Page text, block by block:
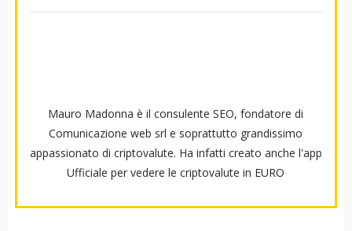
Mauro Madonna è il consulente SEO, fondatore di
Comunicazione web srl e soprattutto grandissimo
appassionato di criptovalute. Ha infatti creato anche l'app
Ufficiale per vedere le criptovalute in EURO